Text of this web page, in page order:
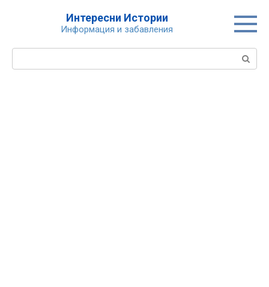
Интересни Истории
Информация и забавления
Search: